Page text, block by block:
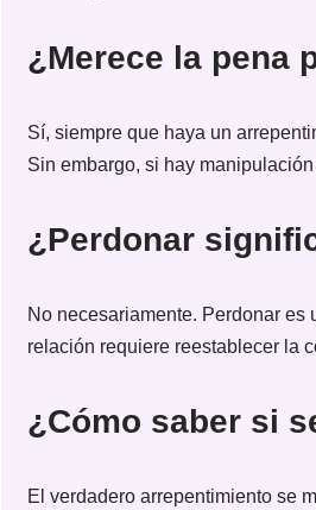
¿Merece la pena
Sí, siempre que haya un
Sin embargo, si hay
¿Perdonar
No necesariamente. Perdonar es
relación requiere reestablecer la
¿Cómo saber si
El verdadero arrepentimiento se